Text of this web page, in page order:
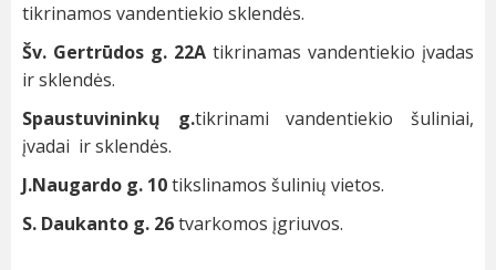
tikrinamos vandentiekio sklendės.
Šv. Gertrūdos g. 22A tikrinamas vandentiekio įvadas
ir sklendės.
Spaustuvininkų g.tikrinami vandentiekio šuliniai,
įvadai ir sklendės.
J.Naugardo g. 10tikslinamos šulinių vietos.
S. Daukanto g. 26tvarkomos įgriuvos.